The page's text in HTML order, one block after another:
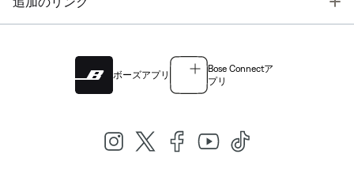
ボーズアプリ
Bose Connectア
プリ